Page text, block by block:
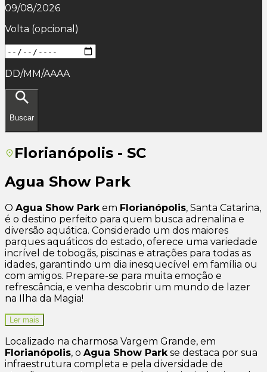
09/08/2026
Volta (opcional)
DD/MM/AAAA
Buscar
Florianópolis - SC
Agua Show Park
O Agua Show Parkem Florianópolis, Santa Catarina,
é o destino perfeito para quem busca adrenalina e
diversão aquática. Considerado um dos maiores
parques aquáticos do estado, oferece uma variedade
incrível de tobogãs, piscinas e atrações para todas as
idades, garantindo um dia inesquecível em família ou
com amigos. Prepare-se para muita emoção e
refrescância, e venha descobrir um mundo de lazer
na Ilha da Magia!
Ler mais
Localizado na charmosa Vargem Grande, em
Florianópolis, o Agua Show Parkse destaca por sua
infraestrutura completa e pela diversidade de